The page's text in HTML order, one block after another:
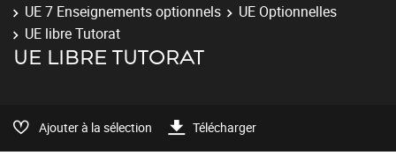
UE 7 Enseignements optionnels
UE Optionnelles
UE libre Tutorat
UE LIBRE TUTORAT
Ajouter à la sélection Télécharger